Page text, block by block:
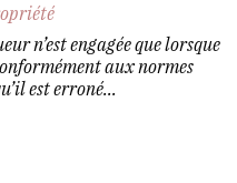
n’est engagée que lorsque
aux normes
est erroné...